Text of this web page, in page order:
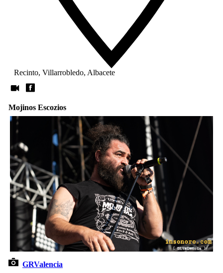
Recinto, Villarrobledo, Albacete
Mojinos Escozios
GRValencia